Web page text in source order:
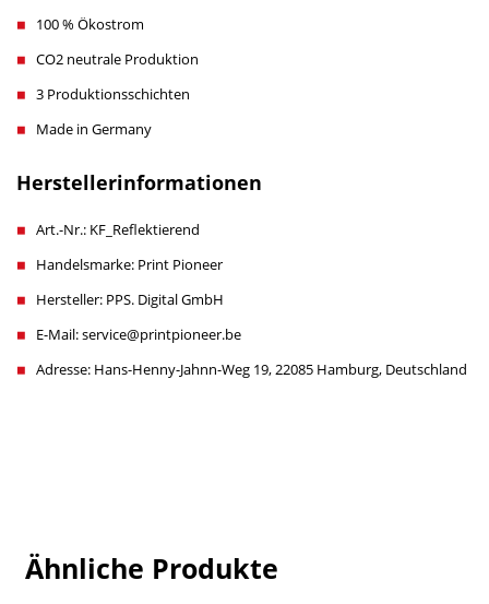
100 % Ökostrom
CO2 neutrale Produktion
3 Produktionsschichten
Made in Germany
Herstellerinformationen
Art.-Nr.: KF_Reflektierend
Handelsmarke: Print Pioneer
Hersteller: PPS. Digital GmbH
E-Mail: service@printpioneer.be
Adresse: Hans-Henny-Jahnn-Weg 19, 22085 Hamburg, Deutschland
Ähnliche Produkte